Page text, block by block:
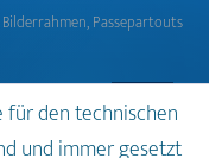
Passepartouts
für den technischen
und immer gesetzt